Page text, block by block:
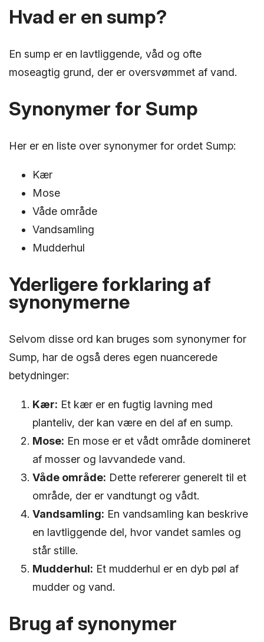
Hvad er en sump?
En sump er en lavtliggende, våd og ofte
moseagtig grund, der er oversvømmet af vand.
Synonymer for Sump
Her er en liste over synonymer for ordet Sump:
Kær
Mose
Våde område
Vandsamling
Mudderhul
Yderligere forklaring af
synonymerne
Selvom disse ord kan bruges som synonymer for
Sump, har de også deres egen nuancerede
betydninger:
Kær: Et kær er en fugtig lavning med
planteliv, der kan være en del af en sump.
Mose: En mose er et vådt område domineret
af mosser og lavvandede vand.
Våde område: Dette refererer generelt til et
område, der er vandtungt og vådt.
Vandsamling: En vandsamling kan beskrive
en lavtliggende del, hvor vandet samles og
står stille.
Mudderhul: Et mudderhul er en dyb pøl af
mudder og vand.
Brug af synonymer